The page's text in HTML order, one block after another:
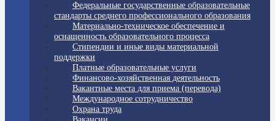
Федеральные государственные образовательные
стандарты среднего профессионального образования
Материально-техническое обеспечение и
оснащенность образовательного процесса
Стипендии и иные виды материальной
поддержки
Платные образовательные услуги
Финансово-хозяйственная деятельность
Вакантные места для приема (перевода)
Международное сотрудничество
Охрана труда